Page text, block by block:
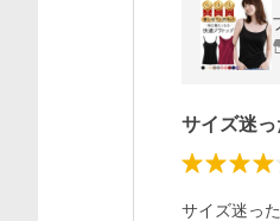
サイズ迷
サイズ迷っ